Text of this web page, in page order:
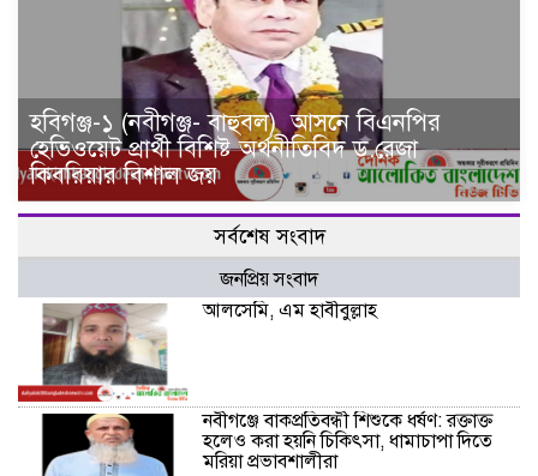
হবিগঞ্জ-১ (নবীগঞ্জ- বাহুবল) আসনে বিএনপির
হেভিওয়েট প্রার্থী বিশিষ্ট অর্থনীতিবিদ ড.রেজা
কিবরিয়ার বিশাল জয়
সর্বশেষ সংবাদ
জনপ্রিয় সংবাদ
আলসেমি, এম হাবীবুল্লাহ
নবীগঞ্জে বাকপ্রতিবন্ধী শিশুকে ধর্ষণ: রক্তাক্ত
হলেও করা হয়নি চিকিৎসা, ধামাচাপা দিতে
মরিয়া প্রভাবশালীরা